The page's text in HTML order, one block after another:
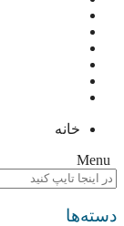
خانه
Menu
دسته‌ها